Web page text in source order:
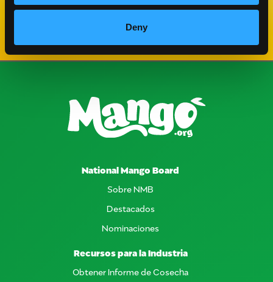
Deny
National Mango Board
Sobre NMB
Destacados
Nominaciones
Recursos para la Industria
Obtener Informe de Cosecha